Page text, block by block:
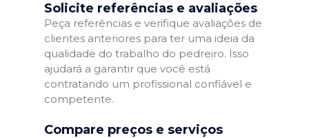
Solicite referências e avaliações
Peça referências e verifique avaliações de
clientes anteriores para ter uma ideia da
qualidade do trabalho do pedreiro. Isso
ajudará a garantir que você está
contratando um profissional confiável e
competente.
Compare preços e serviços